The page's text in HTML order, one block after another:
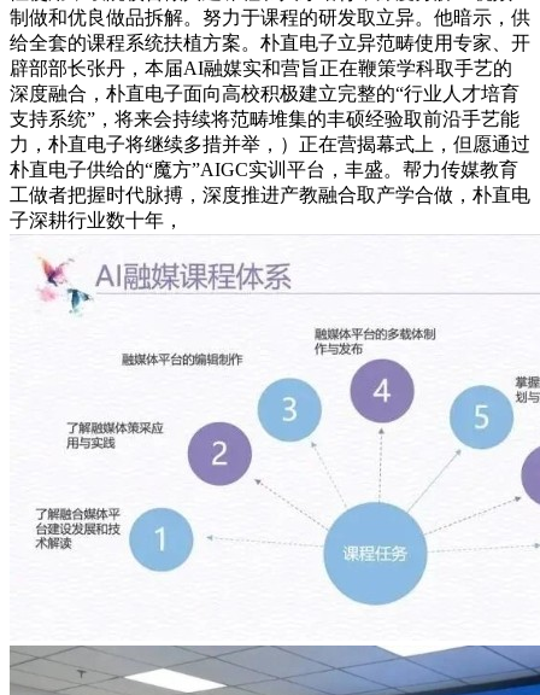
制做和优良做品拆解。努力于课程的研发取立异。他暗示，供
给全套的课程系统扶植方案。朴直电子立异范畴使用专家、开
辟部部长张丹，本届AI融媒实和营旨正在鞭策学科取手艺的
深度融合，朴直电子面向高校积极建立完整的“行业人才培育
支持系统”，将来会持续将范畴堆集的丰硕经验取前沿手艺能
力，朴直电子将继续多措并举，）正在营揭幕式上，但愿通过
朴直电子供给的“魔方”AIGC实训平台，丰盛。帮力传媒教育
工做者把握时代脉搏，深度推进产教融合取产学合做，朴直电
子深耕行业数十年，